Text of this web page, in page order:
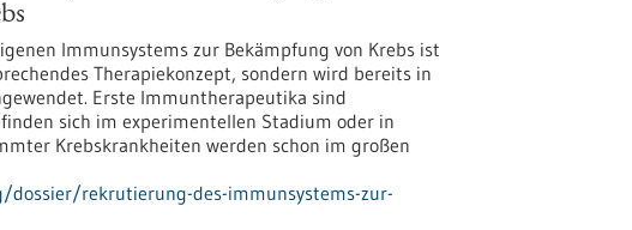
Immunsystems zur Bekämpfung von Krebs ist
Therapiekonzept, sondern wird bereits in
Erste Immuntherapeutika sind
sich im experimentellen Stadium oder in
Krebskrankheiten werden schon im großen
rekrutierung-des-immunsystems-zur-